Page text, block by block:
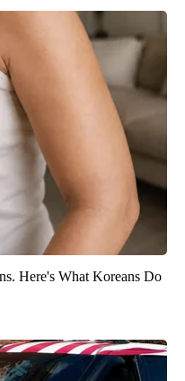
Here's What Koreans Do